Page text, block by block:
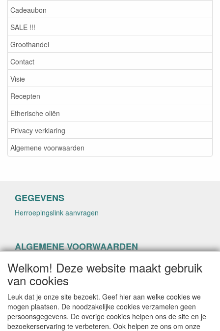
Cadeaubon
SALE !!!
Groothandel
Contact
Visie
Recepten
Etherische oliën
Privacy verklaring
Algemene voorwaarden
GEGEVENS
Herroepingslink aanvragen
ALGEMENE VOORWAARDEN
Herroepingslink aanvragen
CONTACTGEGEVENS
Welkom! Deze website maakt gebruik
van cookies
Leuk dat je onze site bezoekt. Geef hier aan welke cookies we
mogen plaatsen. De noodzakelijke cookies verzamelen geen
persoonsgegevens. De overige cookies helpen ons de site en je
bezoekerservaring te verbeteren. Ook helpen ze ons om onze